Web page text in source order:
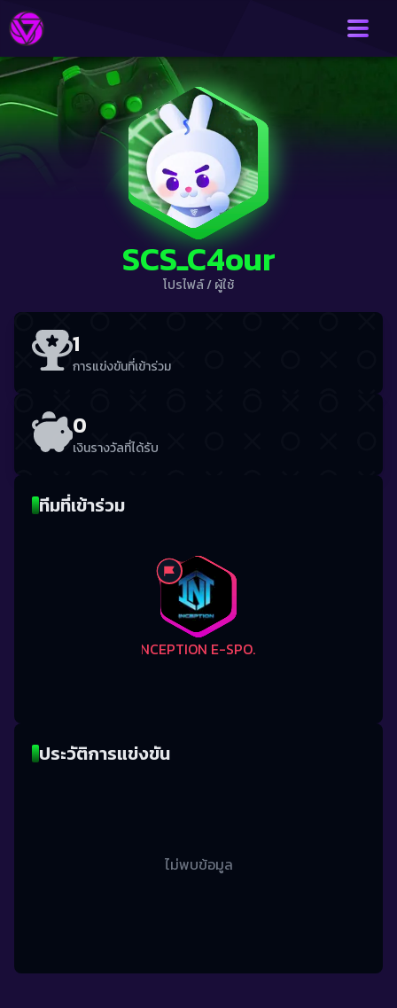
SCSـC4our
โปรไฟล์/ผู้ใช้
1
การแข่งขันที่เข้าร่วม
0
เงินรางวัลที่ได้รับ
ทีมที่เข้าร่วม
INCEPTION E-SPORT
ประวัติการแข่งขัน
ไม่พบข้อมูล